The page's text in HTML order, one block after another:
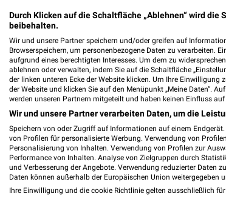
NKD Online Prospekt für
Nordsee Prospekte &
NORMA Prospekt und
Durch Klicken auf die Schaltfläche „Ablehnen“ wird
beibehalten.
Wir und unsere Partner speichern und/oder greifen auf
Browserspeichern, um personenbezogene Daten zu verarbeiten.
aufgrund eines berechtigten Interesses. Um dem zu
ablehnen oder verwalten, indem Sie auf die Schaltfläche
der linken unteren Ecke der Website klicken. Um Ihre
der Website und klicken Sie auf den Menüpunkt „Meine Daten“.
werden unseren Partnern mitgeteilt und haben keinen Einfluss auf
Wir und unsere Partner verarbeiten Daten, um die
Speichern von oder Zugriff auf Informationen auf einem
von Profilen für personalisierte Werbung. Verwendung von
Personalisierung von Inhalten. Verwendung von Profilen zur
Performance von Inhalten. Analyse von Zielgruppen durch
und Verbesserung der Angebote. Verwendung reduzierter Daten
Daten können außerhalb der Europäischen Union weitergegeben
Ihre Einwilligung und die cookie Richtlinie gelten ausschließlich